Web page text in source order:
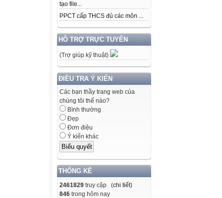
tạo file...
PPCT cấp THCS đủ các môn ...
HỖ TRỢ TRỰC TUYẾN
(Trợ giúp kỹ thuật)
ĐIỀU TRA Ý KIẾN
Các bạn thầy trang web của
chúng tôi thế nào?
Bình thường
Đẹp
Đơn điệu
Ý kiến khác
THỐNG KÊ
2461829 truy cập (chi tiết)
846 trong hôm nay